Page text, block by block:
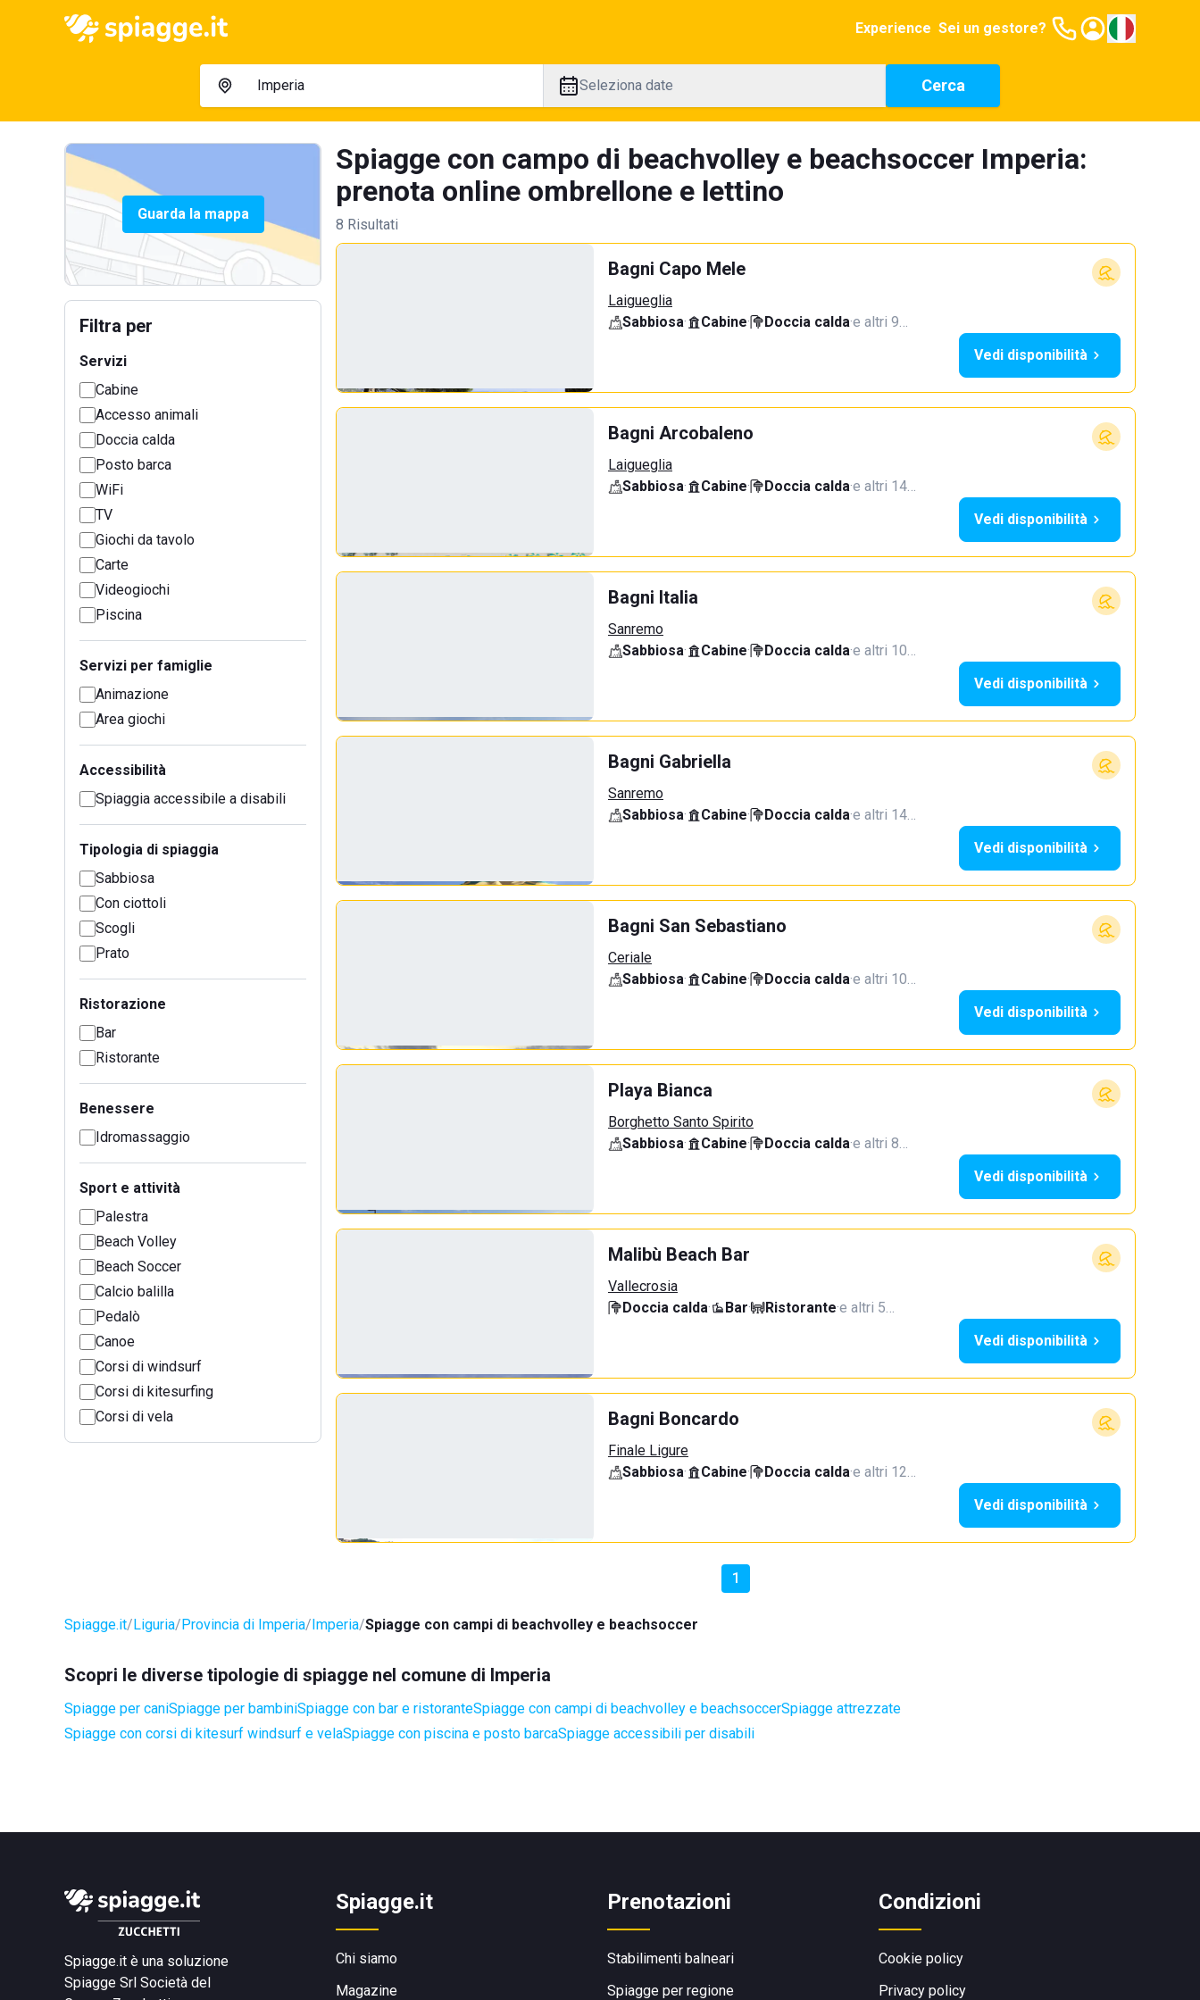
Experience Sei un gestore?
Seleziona date Cerca
Guarda la mappa
Filtra per
Servizi
Cabine
Accesso animali
Doccia calda
Posto barca
WiFi
TV
Giochi da tavolo
Carte
Videogiochi
Piscina
Servizi per famiglie
Animazione
Area giochi
Accessibilità
Spiaggia accessibile a disabili
Tipologia di spiaggia
Sabbiosa
Con ciottoli
Scogli
Prato
Ristorazione
Bar
Ristorante
Benessere
Idromassaggio
Sport e attività
Palestra
Beach Volley
Beach Soccer
Calcio balilla
Pedalò
Canoe
Corsi di windsurf
Corsi di kitesurfing
Corsi di vela
Spiagge con campo di beachvolley e beachsoccer Imperia:
prenota online ombrellone e lettino
8 Risultati
Bagni Capo Mele
Laigueglia
Sabbiosa· Cabine· Doccia calda·e altri 9…
Vedi disponibilità
Bagni Arcobaleno
Laigueglia
Sabbiosa· Cabine· Doccia calda·e altri 14…
Vedi disponibilità
Bagni Italia
Sanremo
Sabbiosa· Cabine· Doccia calda·e altri 10…
Vedi disponibilità
Bagni Gabriella
Sanremo
Sabbiosa· Cabine· Doccia calda·e altri 14…
Vedi disponibilità
Bagni San Sebastiano
Ceriale
Sabbiosa· Cabine· Doccia calda·e altri 10…
Vedi disponibilità
Playa Bianca
Borghetto Santo Spirito
Sabbiosa· Cabine· Doccia calda·e altri 8…
Vedi disponibilità
Malibù Beach Bar
Vallecrosia
Doccia calda· Bar· Ristorante·e altri 5…
Vedi disponibilità
Bagni Boncardo
Finale Ligure
Sabbiosa· Cabine· Doccia calda·e altri 12…
Vedi disponibilità
1
Spiagge.it Liguria Provincia di Imperia Imperia Spiagge con campi di beachvolley e beachsoccer
Scopri le diverse tipologie di spiagge nel comune di Imperia
Spiagge per caniSpiagge per bambiniSpiagge con bar e ristoranteSpiagge con campi di beachvolley e beachsoccerSpiagge attrezzate
Spiagge con corsi di kitesurf windsurf e velaSpiagge con piscina e posto barcaSpiagge accessibili per disabili
Spiagge.it è una soluzione
Spiagge Srl Società del
Spiagge.it
Chi siamo
Magazine
Prenotazioni
Stabilimenti balneari
Spiagge per regione
Condizioni
Cookie policy
Privacy policy